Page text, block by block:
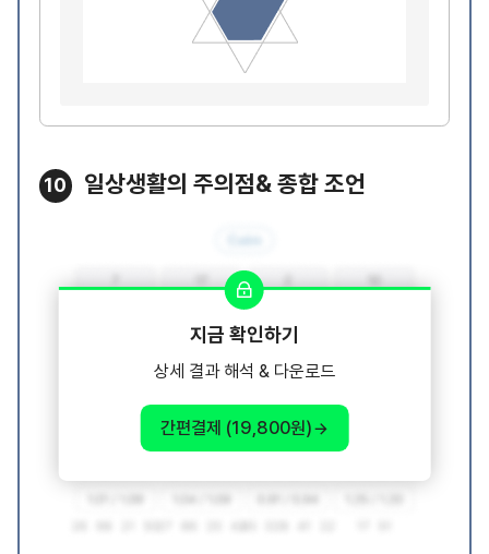
10 일상생활의 주의점& 종합 조언
지금 확인하기
상세 결과 해석 & 다운로드
간편결제 (19,800원)